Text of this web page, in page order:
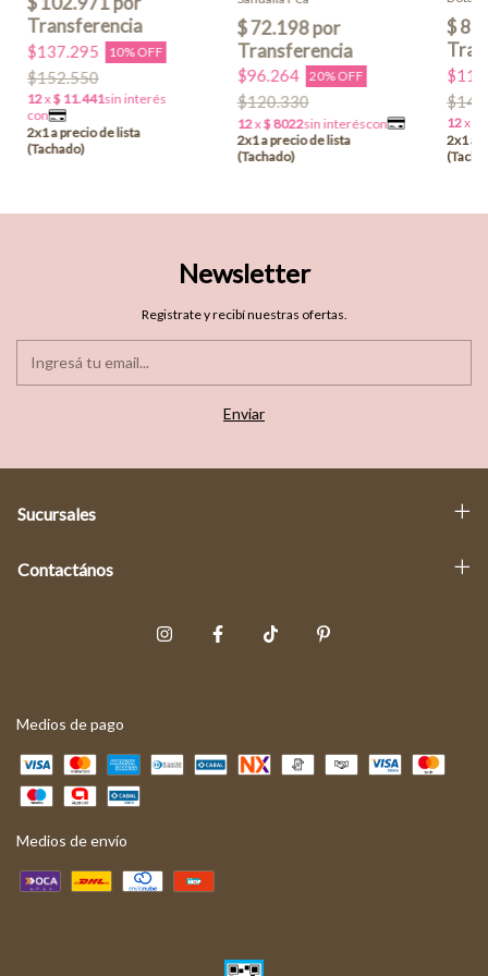
$137.295 10% OFF
$152.550 $96.264 20% OFF
$120.330
Newsletter
Registrate y recibí nuestras ofertas.
Sucursales
Contactános
Medios de pago
Medios de envío